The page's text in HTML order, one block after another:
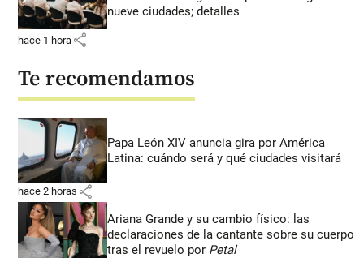
nueve ciudades; detalles
hace 1 hora share
Te recomendamos
Papa León XIV anuncia gira por América
Latina: cuándo será y qué ciudades visitará
hace 2 horas share
Ariana Grande y su cambio físico: las
declaraciones de la cantante sobre su cuerpo
tras el revuelo por Petal